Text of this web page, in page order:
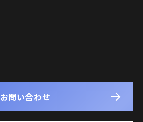
お問い合わせ